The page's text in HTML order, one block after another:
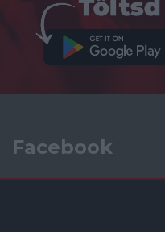
Facebook